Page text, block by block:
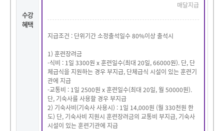
수강
혜택
매달지급
지급조건 : 단위기간 소정출석일수 80%이상 출석시
1) 훈련장려금
-식비 : 1일 3300원 x 훈련일수(최대 20일, 66000원). 단, 단
체급식을 지원하는 경우 부지급, 단체급식 시설이 있는 훈련기
관에 지급
-교통비 : 1일 2500원 x 훈련일수(최대 20일, 월 50000원).
단, 기숙사를 사용할 경우 부지급
2) 기숙사비(기숙사 사용시) : 1일 14,000원 (월 330천원 한
도) 단, 기숙사비 지원시 훈련장려금의 교통비 부지급, 기숙사
시설이 있는 훈련기관에 지급